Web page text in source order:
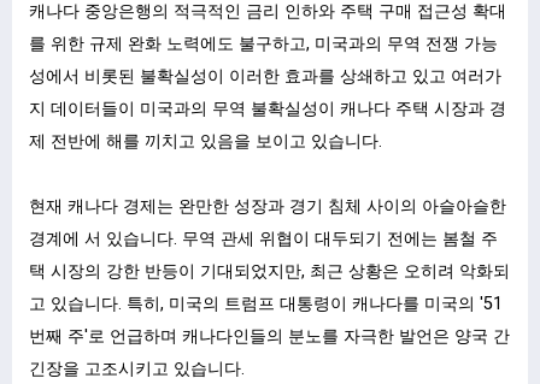
캐나다 중앙은행의 적극적인 금리 인하와 주택 구매 접근성 확대
를 위한 규제 완화 노력에도 불구하고, 미국과의 무역 전쟁 가능
성에서 비롯된 불확실성이 이러한 효과를 상쇄하고 있고 여러가
지 데이터들이 미국과의 무역 불확실성이 캐나다 주택 시장과 경
제 전반에 해를 끼치고 있음을 보이고 있습니다.
현재 캐나다 경제는 완만한 성장과 경기 침체 사이의 아슬아슬한
경계에 서 있습니다. 무역 관세 위협이 대두되기 전에는 봄철 주
택 시장의 강한 반등이 기대되었지만, 최근 상황은 오히려 악화되
고 있습니다. 특히, 미국의 트럼프 대통령이 캐나다를 미국의 '51
번째 주'로 언급하며 캐나다인들의 분노를 자극한 발언은 양국 간
긴장을 고조시키고 있습니다.